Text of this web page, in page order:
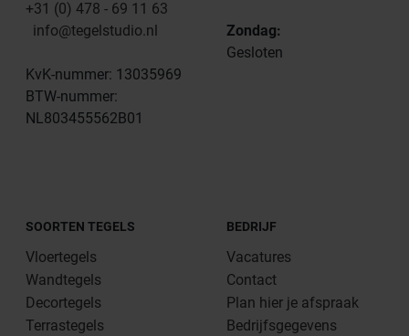
+31 (0) 478 - 69 11 63
info@tegelstudio.nl
KvK-nummer: 13035969
BTW-nummer:
NL803455562B01
Zondag:
Gesloten
SOORTEN TEGELS
Vloertegels
Wandtegels
Decortegels
Terrastegels
BEDRIJF
Vacatures
Contact
Plan hier je afspraak
Bedrijfsgegevens